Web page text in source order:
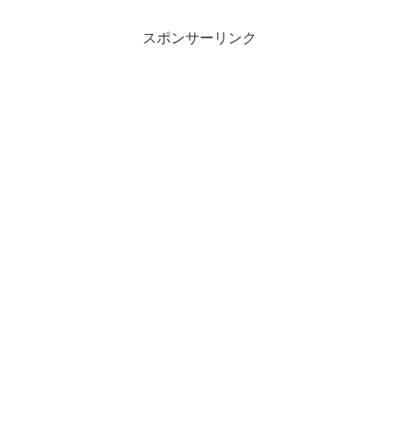
スポンサーリンク